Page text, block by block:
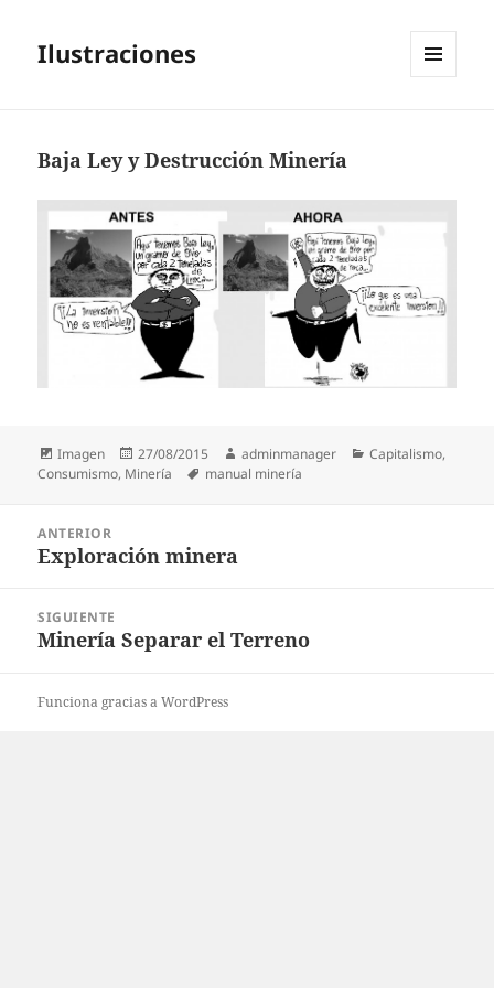
Ilustraciones
Baja Ley y Destrucción Minería
Formato
Imagen
Publicado
el
27/08/2015 Autor
adminmanager Categorías
Capitalismo,
Consumismo, Minería Etiquetas
manual minería
entradas
ANTERIOR
Entrada
Exploración minera
SIGUIENTE
Entrada
Minería Separar el Terreno
Funciona gracias a WordPress